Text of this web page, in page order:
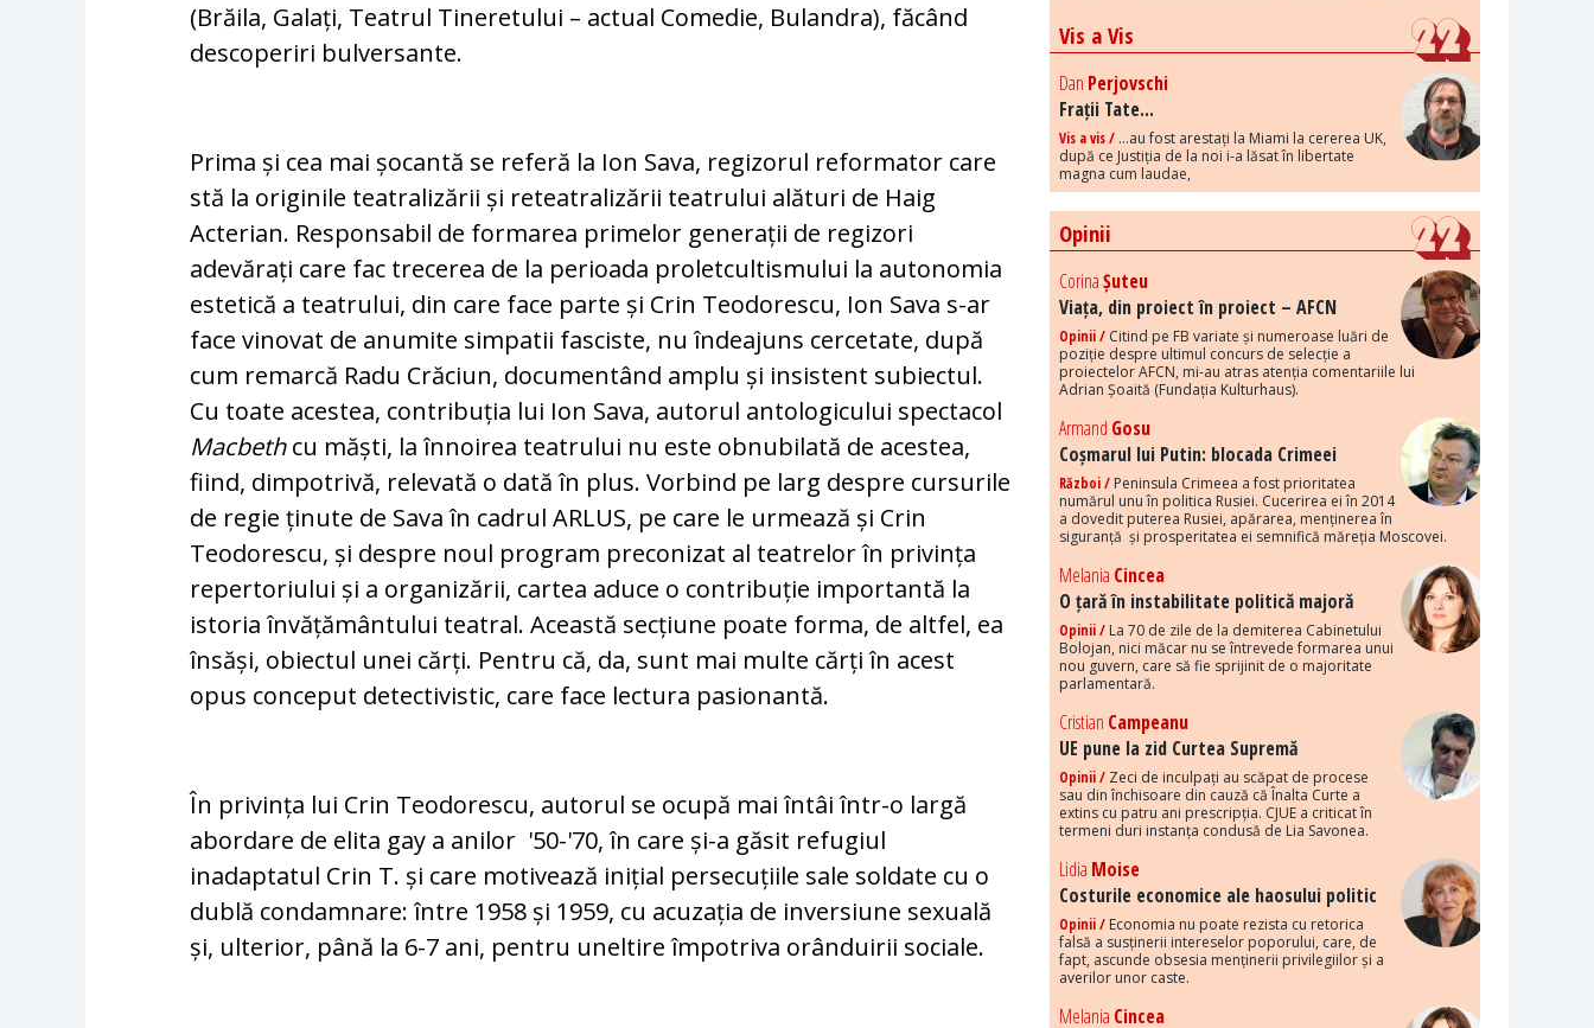
(Brăila, Galați, Teatrul Tineretului – actual Comedie, Bulandra), făcând
descoperiri bulversante.
Prima și cea mai șocantă se referă la Ion Sava, regizorul reformator care
stă la originile teatralizării și reteatralizării teatrului alături de Haig
Acterian. Responsabil de formarea primelor generații de regizori
adevărați care fac trecerea de la perioada proletcultismului la autonomia
estetică a teatrului, din care face parte și Crin Teodorescu, Ion Sava s-ar
face vinovat de anumite simpatii fasciste, nu îndeajuns cercetate, după
cum remarcă Radu Crăciun, documentând amplu și insistent subiectul.
Cu toate acestea, contribuția lui Ion Sava, autorul antologicului spectacol
Macbethcu măști, la înnoirea teatrului nu este obnubilată de acestea,
fiind, dimpotrivă, relevată o dată în plus. Vorbind pe larg despre cursurile
de regie ținute de Sava în cadrul ARLUS, pe care le urmează și Crin
Teodorescu, și despre noul program preconizat al teatrelor în privința
repertoriului și a organizării, cartea aduce o contribuție importantă la
istoria învățământului teatral. Această secțiune poate forma, de altfel, ea
însăși, obiectul unei cărți. Pentru că, da, sunt mai multe cărți în acest
opus conceput detectivistic, care face lectura pasionantă.
În privința lui Crin Teodorescu, autorul se ocupă mai întâi într-o largă
abordare de elita gay a anilor '50-'70, în care și-a găsit refugiul
inadaptatul Crin T. și care motivează inițial persecuțiile sale soldate cu o
dublă condamnare: între 1958 și 1959, cu acuzația de inversiune sexuală
și, ulterior, până la 6-7 ani, pentru uneltire împotriva orânduirii sociale.
Vis a Vis
Dan Perjovschi
Frații Tate...
Vis a vis / ...au fost arestați la Miami la cererea UK,
după ce Justiția de la noi i-a lăsat în libertate
magna cum laudae,
Opinii
CorinaȘuteu
Viața, din proiect în proiect – AFCN
Opinii / Citind pe FB variate și numeroase luări de
poziție despre ultimul concurs de selecție a
proiectelor AFCN, mi-au atras atenția comentariile lui
Adrian Șoaită (Fundația Kulturhaus).
Armand Gosu
Coșmarul lui Putin: blocada Crimeei
Război / Peninsula Crimeea a fost prioritatea
numărul unu în politica Rusiei. Cucerirea ei în 2014
a dovedit puterea Rusiei, apărarea, menținerea în
siguranță și prosperitatea ei semnifică măreția Moscovei.
Melania Cincea
O țară în instabilitate politică majoră
Opinii / La 70 de zile de la demiterea Cabinetului
Bolojan, nici măcar nu se întrevede formarea unui
nou guvern, care să fie sprijinit de o majoritate
parlamentară.
Cristian Campeanu
UE pune la zid Curtea Supremă
Opinii / Zeci de inculpați au scăpat de procese
sau din închisoare din cauză că Înalta Curte a
extins cu patru ani prescripția. CJUE a criticat în
termeni duri instanța condusă de Lia Savonea.
Lidia Moise
Costurile economice ale haosului politic
Opinii / Economia nu poate rezista cu retorica
falsă a susținerii intereselor poporului, care, de
fapt, ascunde obsesia menținerii privilegiilor și a
averilor unor caste.
Melania Cincea